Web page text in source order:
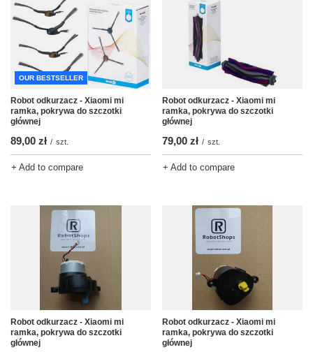
OUR BESTSELLER
Robot odkurzacz - Xiaomi mi
ramka, pokrywa do szczotki
głównej
89,00 zł / szt.
+ Add to compare
Robot odkurzacz - Xiaomi mi
ramka, pokrywa do szczotki
głównej
79,00 zł / szt.
+ Add to compare
Robot odkurzacz - Xiaomi mi
ramka, pokrywa do szczotki
głównej
Robot odkurzacz - Xiaomi mi
ramka, pokrywa do szczotki
głównej